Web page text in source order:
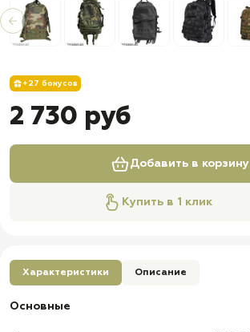
+27 бонусов
2 730 руб
Добавить в корзину
Купить в 1 клик
Характеристики Описание
Основные